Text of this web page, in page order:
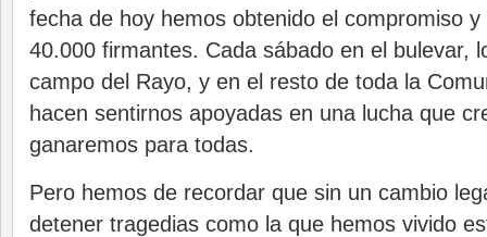
fecha de hoy hemos obtenido el compromiso
40.000 firmantes. Cada sábado en el bulevar,
campo del Rayo, y en el resto de toda la
hacen sentirnos apoyadas en una lucha que
ganaremos para todas.
Pero hemos de recordar que sin un cambio
detener tragedias como la que hemos vivido